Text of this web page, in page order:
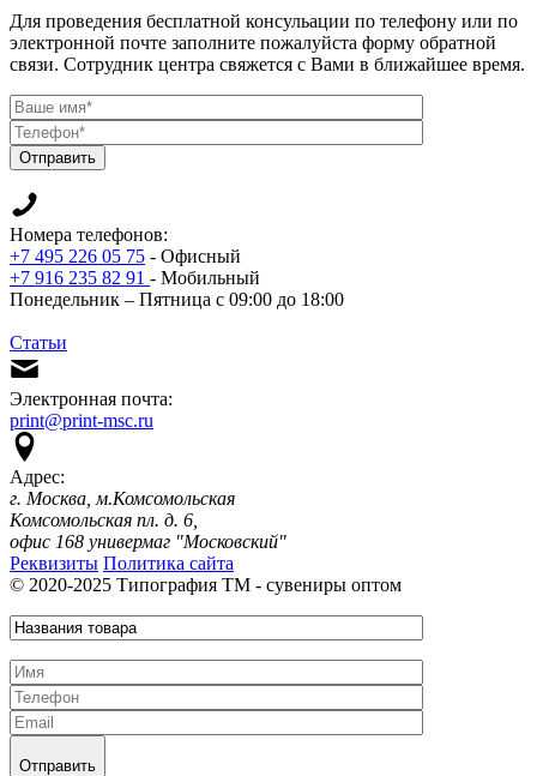
Для проведения бесплатной консульации по телефону или по
электронной почте заполните пожалуйста форму обратной
связи. Сотрудник центра свяжется с Вами в ближайшее время.
Отправить
Номера телефонов:
+7 495 226 05 75 - Офисный
+7 916 235 82 91 - Мобильный
Понедельник – Пятница с 09:00 до 18:00
Статьи
Электронная почта:
print@print-msc.ru
Адрес:
г. Москва, м.Комсомольская
Комсомольская пл. д. 6,
офис 168 универмаг "Московский"
Реквизиты Политика сайта
© 2020-2025 Типография ТМ - сувениры оптом
Отправить